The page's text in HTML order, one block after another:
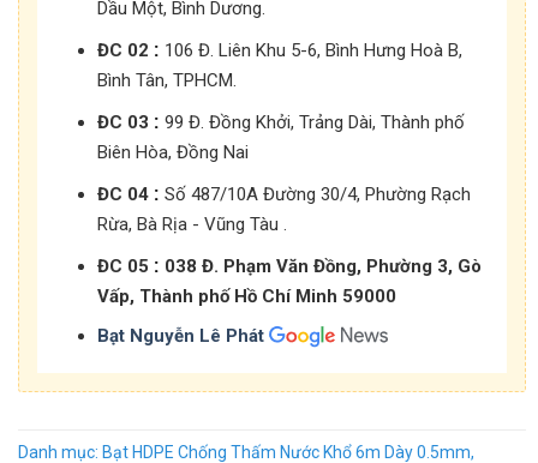
Dầu Một, Bình Dương.
ĐC 02 : 106 Đ. Liên Khu 5-6, Bình Hưng Hoà B,
Bình Tân, TPHCM.
ĐC 03 : 99 Đ. Đồng Khởi, Trảng Dài, Thành phố
Biên Hòa, Đồng Nai
ĐC 04 : Số 487/10A Đường 30/4, Phường Rạch
Rừa, Bà Rịa - Vũng Tàu .
ĐC 05 : 038 Đ. Phạm Văn Đồng, Phường 3, Gò
Vấp, Thành phố Hồ Chí Minh 59000
Bạt Nguyễn Lê Phát
Danh mục: Bạt HDPE Chống Thấm Nước Khổ 6m Dày 0.5mm,